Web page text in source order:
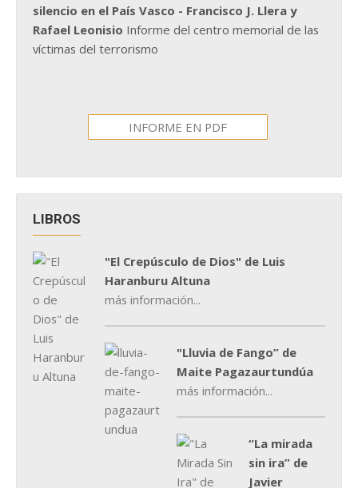
silencio en el País Vasco - Francisco J. Llera y
Rafael Leonisio Informe del centro memorial de las
víctimas del terrorismo
INFORME EN PDF
LIBROS
"El Crepúsculo de Dios" de Luis
Haranburu Altuna
más información...
"Lluvia de Fango” de
Maite Pagazaurtundúa
más información...
“La mirada
sin ira” de
Javier